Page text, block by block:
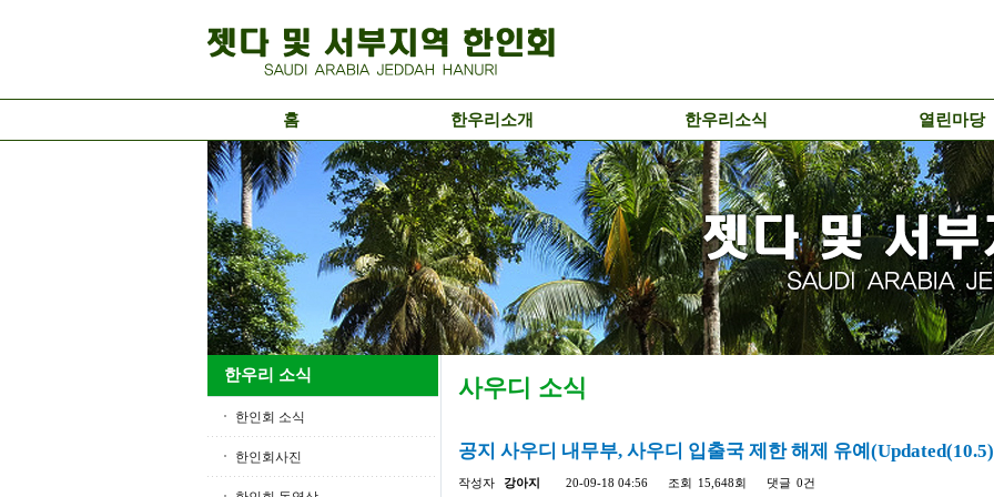
홈 한우리소개 한우리소식 열린마당
한우리 소식
한인회 소식
한인회사진
사우디 소식
공지 사우디 내무부, 사우디 입출국 제한 해제 유예
작성자 강아지 20-09-18 04:56 조회 15,648회 댓글 0건